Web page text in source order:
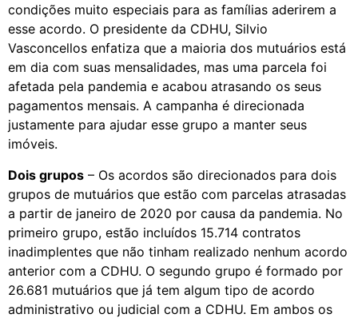
condições muito especiais para as famílias aderirem a
esse acordo. O presidente da CDHU, Silvio
Vasconcellos enfatiza que a maioria dos mutuários está
em dia com suas mensalidades, mas uma parcela foi
afetada pela pandemia e acabou atrasando os seus
pagamentos mensais. A campanha é direcionada
justamente para ajudar esse grupo a manter seus
imóveis.
Dois grupos – Os acordos são direcionados para dois
grupos de mutuários que estão com parcelas atrasadas
a partir de janeiro de 2020 por causa da pandemia. No
primeiro grupo, estão incluídos 15.714 contratos
inadimplentes que não tinham realizado nenhum acordo
anterior com a CDHU. O segundo grupo é formado por
26.681 mutuários que já tem algum tipo de acordo
administrativo ou judicial com a CDHU. Em ambos os